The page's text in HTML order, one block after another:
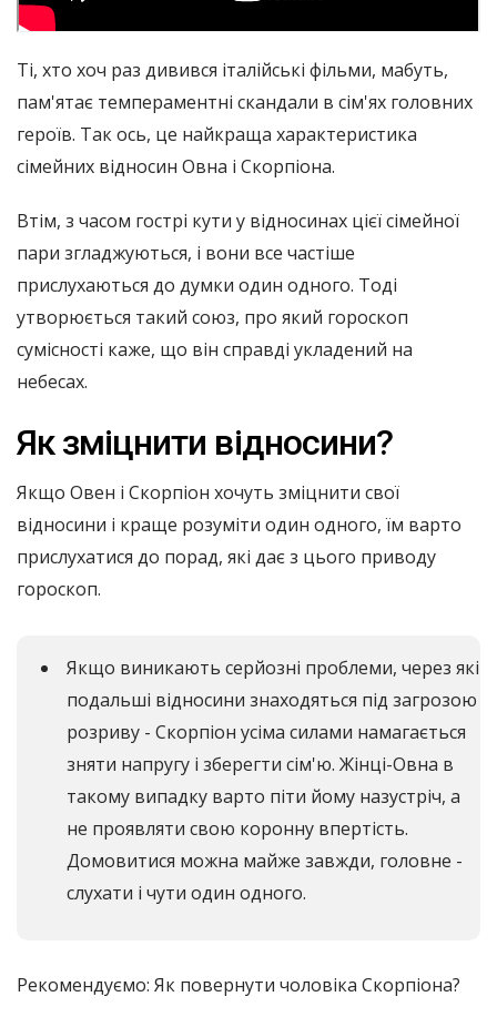
Ті, хто хоч раз дивився італійські фільми, мабуть,
пам'ятає темпераментні скандали в сім'ях головних
героїв. Так ось, це найкраща характеристика
сімейних відносин Овна і Скорпіона.
Втім, з часом гострі кути у відносинах цієї сімейної
пари згладжуються, і вони все частіше
прислухаються до думки один одного. Тоді
утворюється такий союз, про який гороскоп
сумісності каже, що він справді укладений на
небесах.
Як зміцнити відносини?
Якщо Овен і Скорпіон хочуть зміцнити свої
відносини і краще розуміти один одного, їм варто
прислухатися до порад, які дає з цього приводу
гороскоп.
Якщо виникають серйозні проблеми, через які
подальші відносини знаходяться під загрозою
розриву - Скорпіон усіма силами намагається
зняти напругу і зберегти сім'ю. Жінці-Овна в
такому випадку варто піти йому назустріч, а
не проявляти свою коронну впертість.
Домовитися можна майже завжди, головне -
слухати і чути один одного.
Рекомендуємо: Як повернути чоловіка Скорпіона?